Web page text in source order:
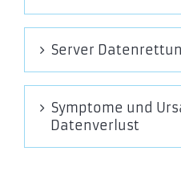
CFP Reihe
CFP1060S
CFP1080S
CFP2105S
CFP2105W
Server
Symptome und
Datenverlust